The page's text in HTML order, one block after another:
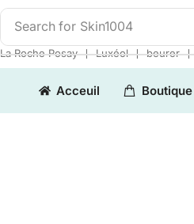
Search for Skin1004
La Roche Posay ❘ Luxéol ❘ beurer ❘
Acceuil Boutique